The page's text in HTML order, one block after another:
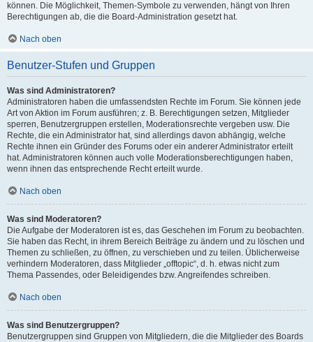
können. Die Möglichkeit, Themen-Symbole zu verwenden, hängt von Ihren
Berechtigungen ab, die die Board-Administration gesetzt hat.
Nach oben
Benutzer-Stufen und Gruppen
Was sind Administratoren?
Administratoren haben die umfassendsten Rechte im Forum. Sie können jede
Art von Aktion im Forum ausführen; z. B. Berechtigungen setzen, Mitglieder
sperren, Benutzergruppen erstellen, Moderationsrechte vergeben usw. Die
Rechte, die ein Administrator hat, sind allerdings davon abhängig, welche
Rechte ihnen ein Gründer des Forums oder ein anderer Administrator erteilt
hat. Administratoren können auch volle Moderationsberechtigungen haben,
wenn ihnen das entsprechende Recht erteilt wurde.
Nach oben
Was sind Moderatoren?
Die Aufgabe der Moderatoren ist es, das Geschehen im Forum zu beobachten.
Sie haben das Recht, in ihrem Bereich Beiträge zu ändern und zu löschen und
Themen zu schließen, zu öffnen, zu verschieben und zu teilen. Üblicherweise
verhindern Moderatoren, dass Mitglieder „offtopic“, d. h. etwas nicht zum
Thema Passendes, oder Beleidigendes bzw. Angreifendes schreiben.
Nach oben
Was sind Benutzergruppen?
Benutzergruppen sind Gruppen von Mitgliedern, die die Mitglieder des Boards